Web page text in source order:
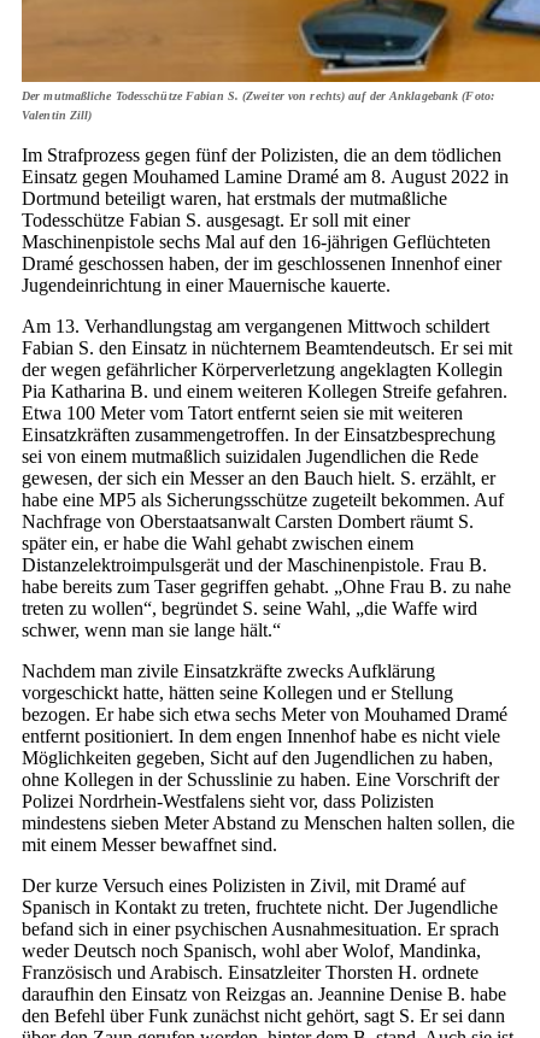
Der mutmaßliche Todesschütze Fabian S. (Zweiter von rechts) auf der Anklagebank (Foto:
Valentin Zill)
Im Strafprozess gegen fünf der Polizisten, die an dem tödlichen
Einsatz gegen Mouhamed Lamine Dramé am 8. August 2022 in
Dortmund beteiligt waren, hat erstmals der mutmaßliche
Todesschütze Fabian S. ausgesagt. Er soll mit einer
Maschinenpistole sechs Mal auf den 16-jährigen Geflüchteten
Dramé geschossen haben, der im geschlossenen Innenhof einer
Jugendeinrichtung in einer Mauernische kauerte.
Am 13. Verhandlungstag am vergangenen Mittwoch schildert
Fabian S. den Einsatz in nüchternem Beamtendeutsch. Er sei mit
der wegen gefährlicher Körperverletzung angeklagten Kollegin
Pia Katharina B. und einem weiteren Kollegen Streife gefahren.
Etwa 100 Meter vom Tatort entfernt seien sie mit weiteren
Einsatzkräften zusammengetroffen. In der Einsatzbesprechung
sei von einem mutmaßlich suizidalen Jugendlichen die Rede
gewesen, der sich ein Messer an den Bauch hielt. S. erzählt, er
habe eine MP5 als Sicherungsschütze zugeteilt bekommen. Auf
Nachfrage von Oberstaatsanwalt Carsten Dombert räumt S.
später ein, er habe die Wahl gehabt zwischen einem
Distanzelektroimpulsgerät und der Maschinenpistole. Frau B.
habe bereits zum Taser gegriffen gehabt. „Ohne Frau B. zu nahe
treten zu wollen“, begründet S. seine Wahl, „die Waffe wird
schwer, wenn man sie lange hält.“
Nachdem man zivile Einsatzkräfte zwecks Aufklärung
vorgeschickt hatte, hätten seine Kollegen und er Stellung
bezogen. Er habe sich etwa sechs Meter von Mouhamed Dramé
entfernt positioniert. In dem engen Innenhof habe es nicht viele
Möglichkeiten gegeben, Sicht auf den Jugendlichen zu haben,
ohne Kollegen in der Schusslinie zu haben. Eine Vorschrift der
Polizei Nordrhein-Westfalens sieht vor, dass Polizisten
mindestens sieben Meter Abstand zu Menschen halten sollen, die
mit einem Messer bewaffnet sind.
Der kurze Versuch eines Polizisten in Zivil, mit Dramé auf
Spanisch in Kontakt zu treten, fruchtete nicht. Der Jugendliche
befand sich in einer psychischen Ausnahmesituation. Er sprach
weder Deutsch noch Spanisch, wohl aber Wolof, Mandinka,
Französisch und Arabisch. Einsatzleiter Thorsten H. ordnete
daraufhin den Einsatz von Reizgas an. Jeannine Denise B. habe
den Befehl über Funk zunächst nicht gehört, sagt S. Er sei dann